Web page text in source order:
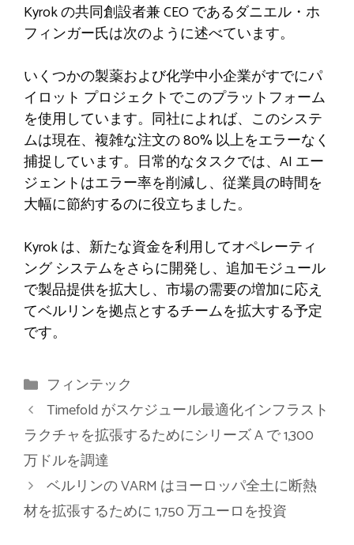
Kyrok の共同創設者兼 CEO であるダニエル・ホ
フィンガー氏は次のように述べています。
いくつかの製薬および化学中小企業がすでにパ
イロット プロジェクトでこのプラットフォーム
を使用しています。同社によれば、このシステ
ムは現在、複雑な注文の 80% 以上をエラーなく
捕捉しています。日常的なタスクでは、AI エー
ジェントはエラー率を削減し、従業員の時間を
大幅に節約するのに役立ちました。
Kyrok は、新たな資金を利用してオペレーティ
ング システムをさらに開発し、追加モジュール
で製品提供を拡大し、市場の需要の増加に応え
てベルリンを拠点とするチームを拡大する予定
です。
カ
テ
ゴ
リ
ー
フィンテック
Timefold がスケジュール最適化インフラスト
ラクチャを拡張するためにシリーズ A で 1,300
万ドルを調達
ベルリンの VARM はヨーロッパ全土に断熱
材を拡張するために 1,750 万ユーロを投資